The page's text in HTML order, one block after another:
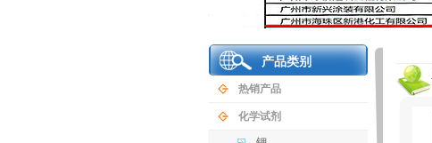
产品类别
热销产品
化学试剂